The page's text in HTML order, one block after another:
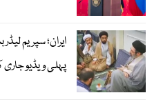
ایران؛ سپریم
پہلی ویڈیو